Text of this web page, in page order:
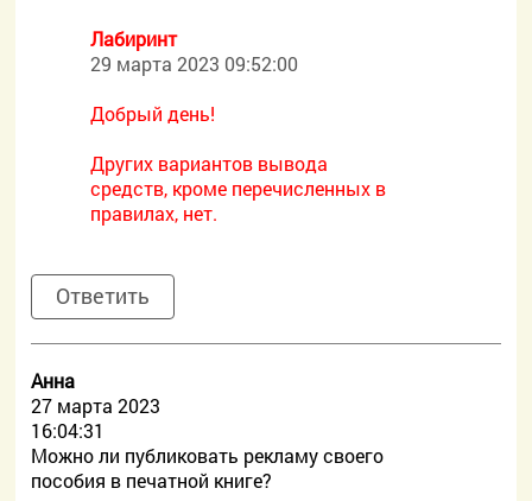
Лабиринт
29 марта 2023 09:52:00
Добрый день!
Других вариантов вывода
средств, кроме перечисленных в
правилах, нет.
Ответить
Анна
27 марта 2023
16:04:31
Можно ли публиковать рекламу своего
пособия в печатной книге?